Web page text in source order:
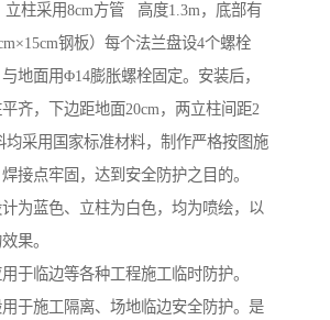
立柱采用8cm方管 高度1.3m，底部有
钢板）每个法兰盘设4个螺栓
地面用Φ14膨胀螺栓固定。安装后，
齐，下边距地面20cm，两立柱间距2
均采用国家标准材料，制作严格按图施
接点牢固，达到安全防护之目的。
为蓝色、立柱为白色，均为喷绘，以
果。
于临边等各种工程施工临时防护。
于施工隔离、场地临边安全防护。是